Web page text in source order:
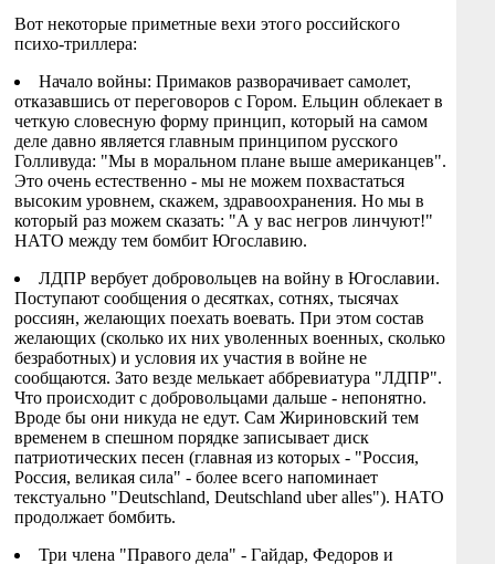
Вот некоторые приметные вехи этого российского
психо-триллера:
Начало войны: Примаков разворачивает самолет,
отказавшись от переговоров с Гором. Ельцин облекает в
четкую словесную форму принцип, который на самом
деле давно является главным принципом русского
Голливуда: "Мы в моральном плане выше американцев".
Это очень естественно - мы не можем похвастаться
высоким уровнем, скажем, здравоохранения. Но мы в
который раз можем сказать: "А у вас негров линчуют!"
НАТО между тем бомбит Югославию.
ЛДПР вербует добровольцев на войну в Югославии.
Поступают сообщения о десятках, сотнях, тысячах
россиян, желающих поехать воевать. При этом состав
желающих (сколько их них уволенных военных, сколько
безработных) и условия их участия в войне не
сообщаются. Зато везде мелькает аббревиатура "ЛДПР".
Что происходит с добровольцами дальше - непонятно.
Вроде бы они никуда не едут. Сам Жириновский тем
временем в спешном порядке записывает диск
патриотических песен (главная из которых - "Россия,
Россия, великая сила" - более всего напоминает
текстуально "Deutschland, Deutschland uber alles"). НАТО
продолжает бомбить.
Три члена "Правого дела" - Гайдар, Федоров и